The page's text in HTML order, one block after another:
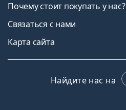
Почему стоит покупать у нас?
Связаться с нами
Карта сайта
Найдите нас на